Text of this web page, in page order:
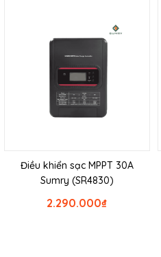
Điều khiển sạc MPPT 30A
Sumry (SR4830)
₫
2.290.000